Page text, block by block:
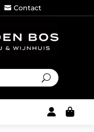
 Contact
